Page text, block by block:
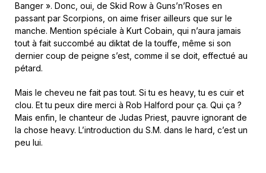
Banger ». Donc, oui, de Skid Row à Guns’n’Roses en
passant par Scorpions, on aime friser ailleurs que sur le
manche. Mention spéciale à Kurt Cobain, qui n’aura jamais
tout à fait succombé au diktat de la touffe, même si son
dernier coup de peigne s’est, comme il se doit, effectué au
pétard.
Mais le cheveu ne fait pas tout. Si tu es heavy, tu es cuir et
clou. Et tu peux dire merci à Rob Halford pour ça. Qui ça ?
Mais enfin, le chanteur de Judas Priest, pauvre ignorant de
la chose heavy. L’introduction du S.M. dans le hard, c’est un
peu lui.